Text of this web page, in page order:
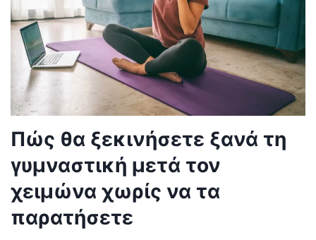
Πώς θα ξεκινήσετε ξανά τη
γυμναστική μετά τον
χειμώνα χωρίς να τα
παρατήσετε